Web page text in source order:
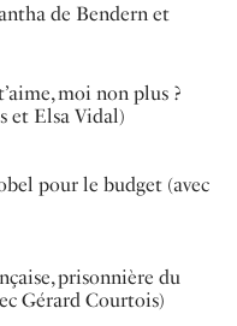
de Bendern et
moi non plus ?
et Elsa Vidal)
pour le budget (avec
prisonnière du
Gérard Courtois)